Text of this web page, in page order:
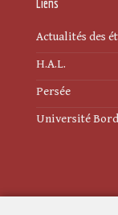
Liens
Actualités des
H.A.L.
Persée
Université